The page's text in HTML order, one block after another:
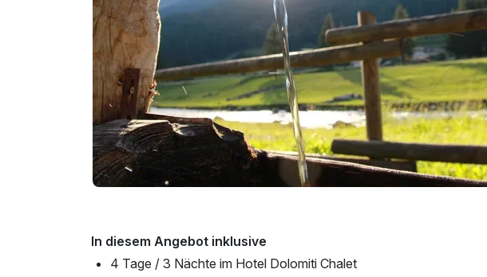
In diesem Angebot inklusive
4 Tage / 3 Nächte im Hotel Dolomiti Chalet